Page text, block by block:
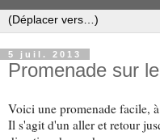
5 juil. 2013
Promenade sur
Voici une promenade facile,
Il s'agit d'un aller et retour